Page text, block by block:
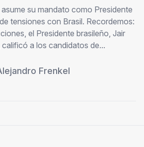
su mandato como Presidente
tensiones con Brasil. Recordemos:
el Presidente brasileño, Jair
a los candidatos de...
Frenkel